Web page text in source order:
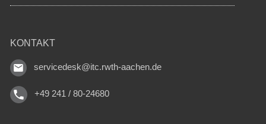
KONTAKT
servicedesk@itc.rwth-aachen.de
+49 241 / 80-24680